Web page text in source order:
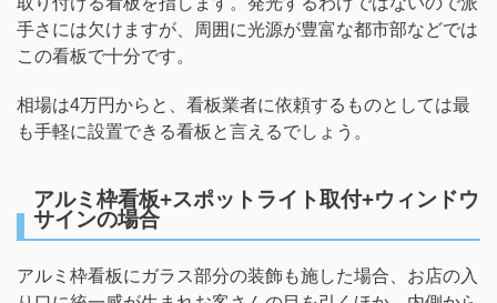
手さには欠けますが、周囲に光源が豊富な都市部などでは
この看板で十分です。
相場は4万円からと、看板業者に依頼するものとしては最
も手軽に設置できる看板と言えるでしょう。
アルミ枠看板+スポットライト取付+ウィンドウ
サインの場合
アルミ枠看板にガラス部分の装飾も施した場合、お店の入